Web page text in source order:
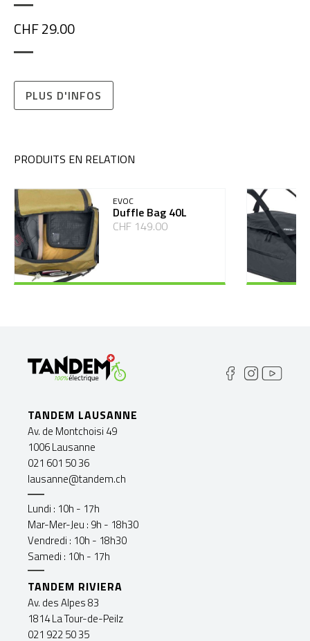
CHF 29.00
PLUS D'INFOS
PRODUITS EN RELATION
EVOC
Duffle Bag 40L
CHF 149.00
TANDEM LAUSANNE
Av. de Montchoisi 49
1006 Lausanne
021 601 50 36
lausanne@tandem.ch
Lundi : 10h - 17h
Mar-Mer-Jeu : 9h - 18h30
Vendredi : 10h - 18h30
Samedi : 10h - 17h
TANDEM RIVIERA
Av. des Alpes 83
1814 La Tour-de-Peilz
021 922 50 35